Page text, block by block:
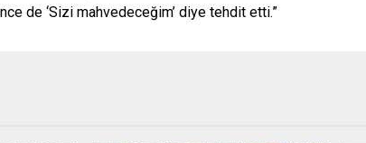
de ‘Sizi mahvedeceğim’ diye tehdit etti.”